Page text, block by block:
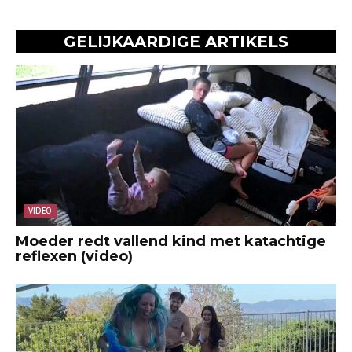
GELIJKAARDIGE ARTIKELS
VIDEO
Moeder redt vallend kind met katachtige
reflexen (video)